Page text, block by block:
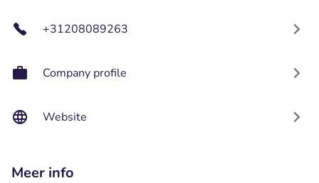
+31208089263
Company profile
Website
Meer info